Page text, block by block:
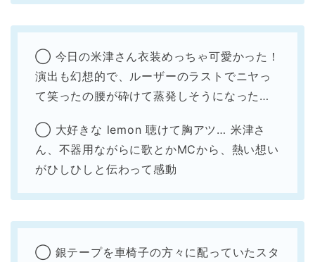
◯ 今日の米津さん衣装めっちゃ可愛かった！
演出も幻想的で、ルーザーのラストでニヤっ
て笑ったの腰が砕けて蒸発しそうになった…
◯ 大好きな lemon 聴けて胸アツ… 米津さ
ん、不器用ながらに歌とかMCから、熱い想い
がひしひしと伝わって感動
◯ 銀テープを車椅子の方々に配っていたスタ